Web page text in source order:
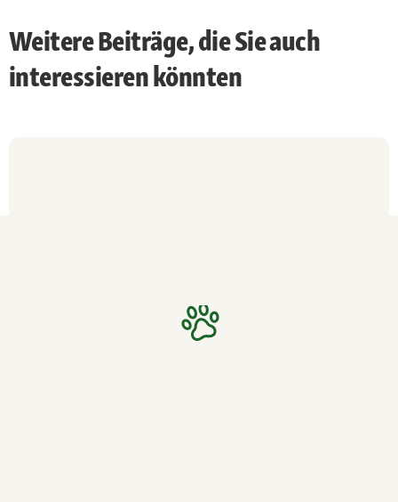
Weitere Beiträge, die Sie auch
interessieren könnten